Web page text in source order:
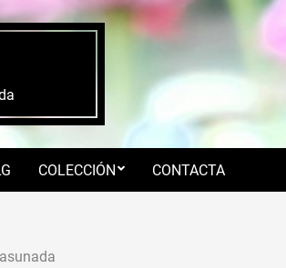
COLECCIÓN CONTACTA